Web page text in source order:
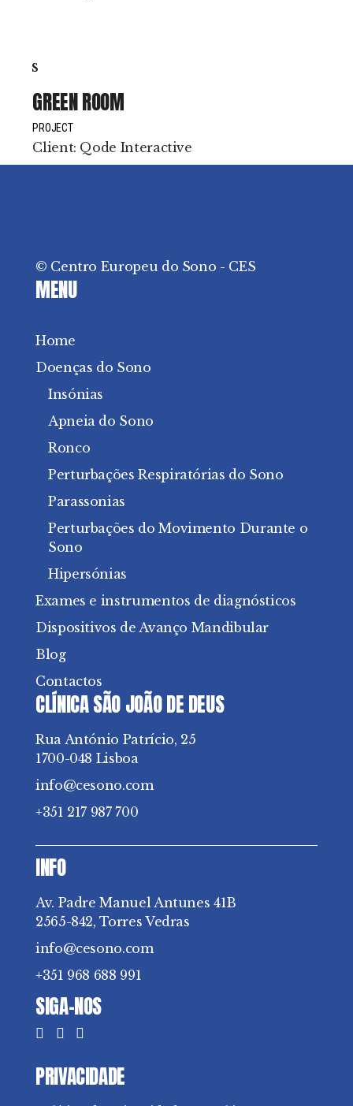
GREEN ROOM
PROJECT
Client: Qode Interactive
© Centro Europeu do Sono - CES
MENU
Home
Doenças do Sono
Insónias
Apneia do Sono
Ronco
Perturbações Respiratórias do Sono
Parassonias
Perturbações do Movimento Durante o
Sono
Hipersónias
Exames e instrumentos de diagnósticos
Dispositivos de Avanço Mandibular
Blog
Contactos
CLÍNICA SÃO JOÃO DE DEUS
Rua António Patrício, 25
1700-048 Lisboa
info@cesono.com
+351 217 987 700
INFO
Av. Padre Manuel Antunes 41B
2565-842, Torres Vedras
info@cesono.com
+351 968 688 991
SIGA-NOS
PRIVACIDADE